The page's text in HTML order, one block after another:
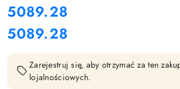
cena:
5089.28
Cena:
5089.28
Zarejestruj się, aby otrzymać za ten
lojalnościowych.